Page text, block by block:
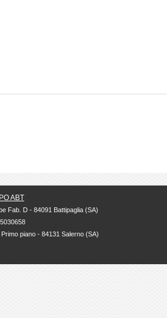
ABT
Fab. D - 84091 Battipaglia (SA)
piano - 84131 Salerno (SA)